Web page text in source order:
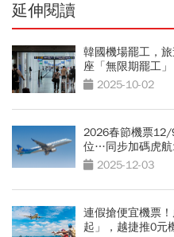
延伸閱讀
韓國機場罷工，
座「無限期罷工
2025-10-02
2026春節機票12/
位…同步加碼虎航
2025-12-03
連假搶便宜機票
起」，越捷推0元